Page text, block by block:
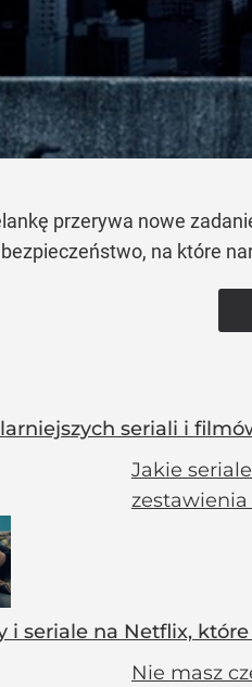
przerywa nowe
na które
seriali i
Jakie
zestawienia
i seriale na Netflix, które
Nie masz